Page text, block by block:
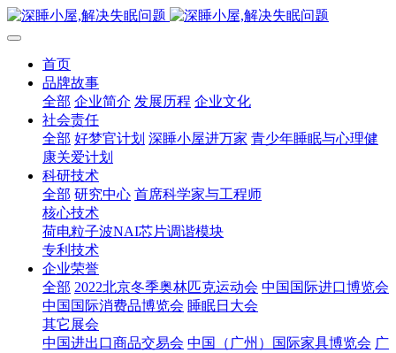
首页
品牌故事
全部 企业简介 发展历程 企业文化
社会责任
全部 好梦官计划 深睡小屋进万家 青少年睡眠与心理健
康关爱计划
科研技术
全部 研究中心 首席科学家与工程师
核心技术
荷电粒子波NAI芯片调谐模块
专利技术
企业荣誉
全部 2022北京冬季奥林匹克运动会 中国国际进口博览会
中国国际消费品博览会 睡眠日大会
其它展会
中国进出口商品交易会 中国（广州）国际家具博览会 广